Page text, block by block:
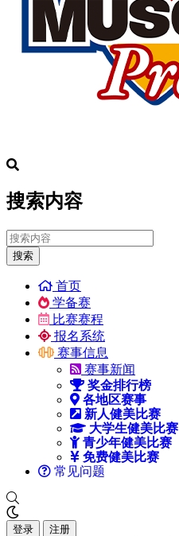
搜索内容
搜索
首页
学备赛
比赛赛程
报名系统
赛事信息
赛事新闻
奖金排行榜
各地区赛事
新人健美比赛
大学生健美比赛
青少年健美比赛
免费健美比赛
常见问题
登录 注册